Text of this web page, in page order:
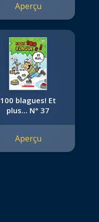
Aperçu
100 blagues! Et
plus... N° 37
Aperçu